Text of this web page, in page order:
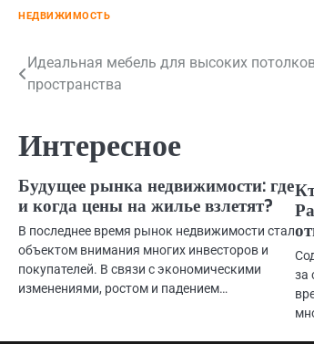
НЕДВИЖИМОСТЬ
Навигация
по
записям
Идеальная мебель для высоких
пространства
Интересное
Будущее рынка недвижимости: где
и когда цены на жилье взлетят?
В последнее время рынок недвижимости стал
объектом внимания многих инвесторов и
покупателей. В связи с экономическими
изменениями, ростом и падением…
за